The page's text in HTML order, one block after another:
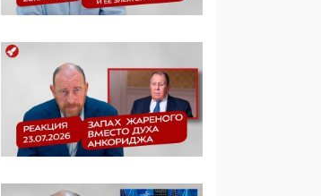
Прокуратура наконец
увидела
экстремистскую
деятельность ИИТО
ЮНЕСКО в России, но
цифроглобалисты